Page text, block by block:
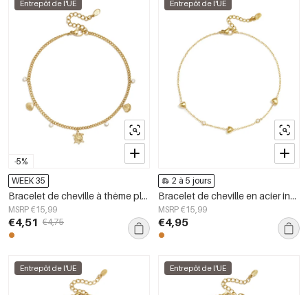
-5%
Entrepôt de l'UE
WEEK 35
Bracelet de cheville à thème plage avec perles
MSRP €15,99
€4,51 €4,75
Entrepôt de l'UE
2 à 5 jours
Bracelet de cheville en acier inoxydable en forme de cœur, collection Simple Daily Simple, bijoux pour femmes
MSRP €15,99
€4,95
Entrepôt de l'UE Entrepôt de l'UE